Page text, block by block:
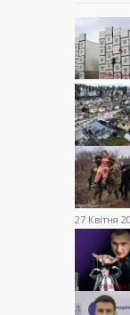
27 Квітня